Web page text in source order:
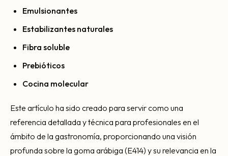
Emulsionantes
Estabilizantes naturales
Fibra soluble
Prebióticos
Cocina molecular
Este artículo ha sido creado para servir como una
referencia detallada y técnica para profesionales en el
ámbito de la gastronomía, proporcionando una visión
profunda sobre la goma arábiga (E414) y su relevancia en la